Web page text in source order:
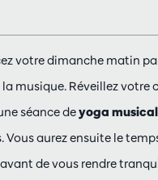
votre dimanche matin
musique. Réveillez votre
séance deyoga
Vous aurez ensuite le
de vous rendre